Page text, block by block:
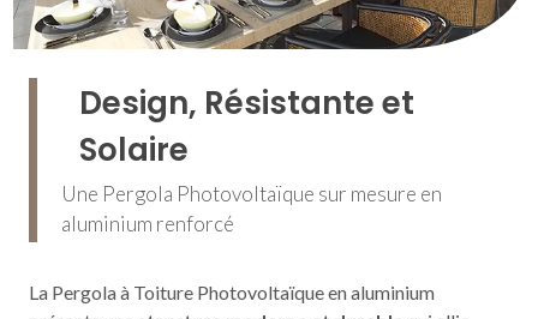
Design, Résistante et
Solaire
Une Pergola Photovoltaïque sur mesure en
aluminium renforcé
La Pergola à Toiture Photovoltaïque en aluminium